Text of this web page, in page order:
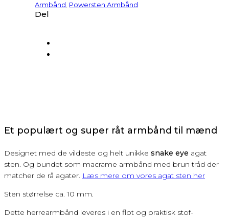
Armbånd, Powersten Armbånd
Del
Et populært og super råt armbånd til mænd
Designet med de vildeste og helt unikke snake eye agat
sten. Og bundet som macrame armbånd med brun tråd der
matcher de rå agater. Læs mere om vores agat sten her
Sten størrelse ca. 10 mm.
Dette herrearmbånd leveres i en flot og praktisk stof-